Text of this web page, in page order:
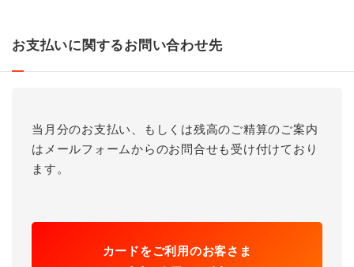
お支払いに関するお問い合わせ先
当月分のお支払い、もしくは残高のご精算のご案内
はメールフォームからのお問合せも受け付けており
ます。
カードをご利用のお客さま